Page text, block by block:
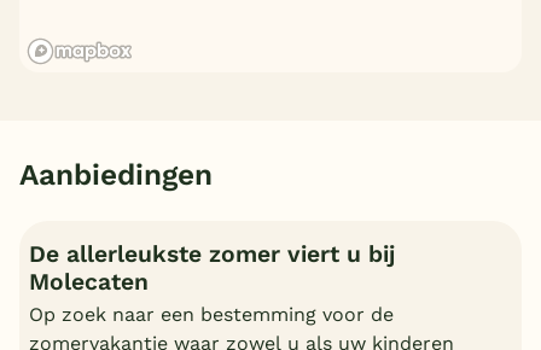
Aanbiedingen
De allerleukste zomer viert u bij
Molecaten
Op zoek naar een bestemming voor de
zomervakantie waar zowel u als uw kinderen